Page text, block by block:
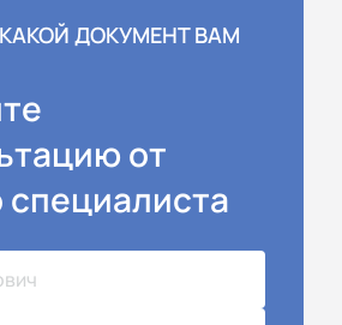
ДОКУМЕНТ ВАМ
от
специалиста